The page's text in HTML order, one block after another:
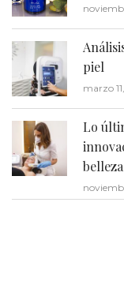
piel
marzo
Lo
belleza